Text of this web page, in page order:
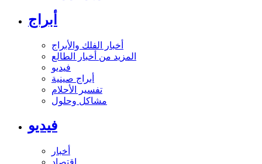
أبراج
أخبار الفلك والأبراج
المزيد من أخبار الطالع
فيديو
أبراج صينية
تفسير الأحلام
مشاكل وحلول
فيديو
أخبار